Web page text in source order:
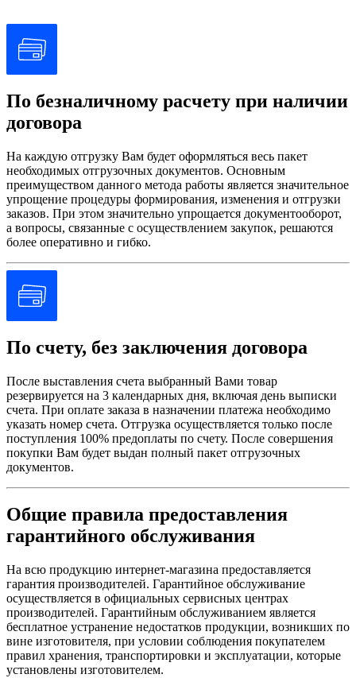
По безналичному расчету при наличии
договора
На каждую отгрузку Вам будет оформляться весь пакет
необходимых отгрузочных документов. Основным
преимуществом данного метода работы является значительное
упрощение процедуры формирования, изменения и отгрузки
заказов. При этом значительно упрощается документооборот,
а вопросы, связанные с осуществлением закупок, решаются
более оперативно и гибко.
По счету, без заключения договора
После выставления счета выбранный Вами товар
резервируется на 3 календарных дня, включая день выписки
счета. При оплате заказа в назначении платежа необходимо
указать номер счета. Отгрузка осуществляется только после
поступления 100% предоплаты по счету. После совершения
покупки Вам будет выдан полный пакет отгрузочных
документов.
Общие правила предоставления
гарантийного обслуживания
На всю продукцию интернет-магазина предоставляется
гарантия производителей. Гарантийное обслуживание
осуществляется в официальных сервисных центрах
производителей. Гарантийным обслуживанием является
бесплатное устранение недостатков продукции, возникших по
вине изготовителя, при условии соблюдения покупателем
правил хранения, транспортировки и эксплуатации, которые
установлены изготовителем.